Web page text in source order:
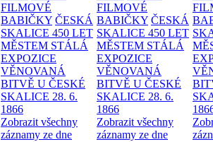
FILMOVÉ
BABIČKY ČESKÁ
SKALICE 450 LET
MĚSTEM STÁLÁ
EXPOZICE
VĚNOVANÁ
BITVĚ U ČESKÉ
SKALICE 28. 6.
1866
Zobrazit všechny
záznamy ze dne
FILMOVÉ
BABIČKY ČESKÁ
SKALICE 450 LET
MĚSTEM STÁLÁ
EXPOZICE
VĚNOVANÁ
BITVĚ U ČESKÉ
SKALICE 28. 6.
1866
Zobrazit všechny
záznamy ze dne